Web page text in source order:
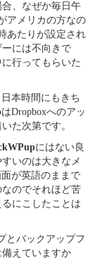
、なぜか毎日午
アメリカの方なの
あたりが設定され
には不向きで
行ってもらいた
本時間にもきち
はDropboxへのアッ
た次第です。
にはない良
いのは大きなメ
が英語のままで
のでそれほど苦
にこしたことは
とバックアップフ
えていますか